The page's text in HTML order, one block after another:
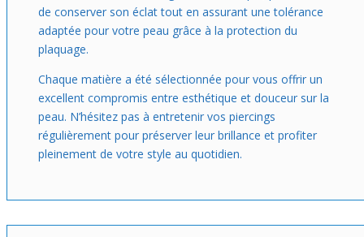
de conserver son éclat tout en assurant une tolérance
adaptée pour votre peau grâce à la protection du
plaquage.
Chaque matière a été sélectionnée pour vous offrir un
excellent compromis entre esthétique et douceur sur la
peau. N’hésitez pas à entretenir vos piercings
régulièrement pour préserver leur brillance et profiter
pleinement de votre style au quotidien.